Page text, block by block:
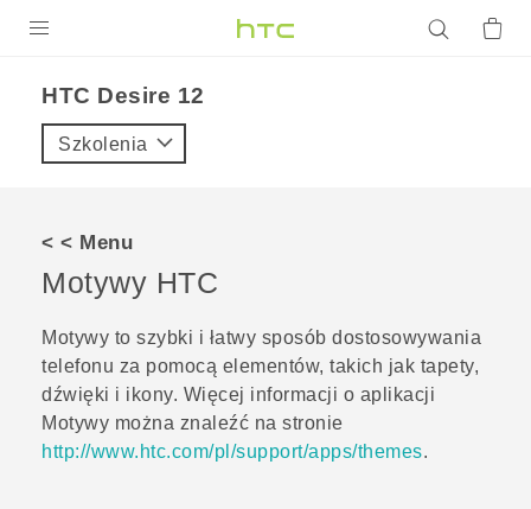
VIVE
POMOC TECHNICZNA
Urządzenia i akcesoria HTC
Zaloguj się
HTC Desire 12‎
Szkolenia
< < Menu
Motywy HTC
Motywy to szybki i łatwy sposób dostosowywania
telefonu za pomocą elementów, takich jak tapety,
dźwięki i ikony. Więcej informacji o aplikacji
Motywy można znaleźć na stronie
http://www.htc.com/pl/support/apps/themes.